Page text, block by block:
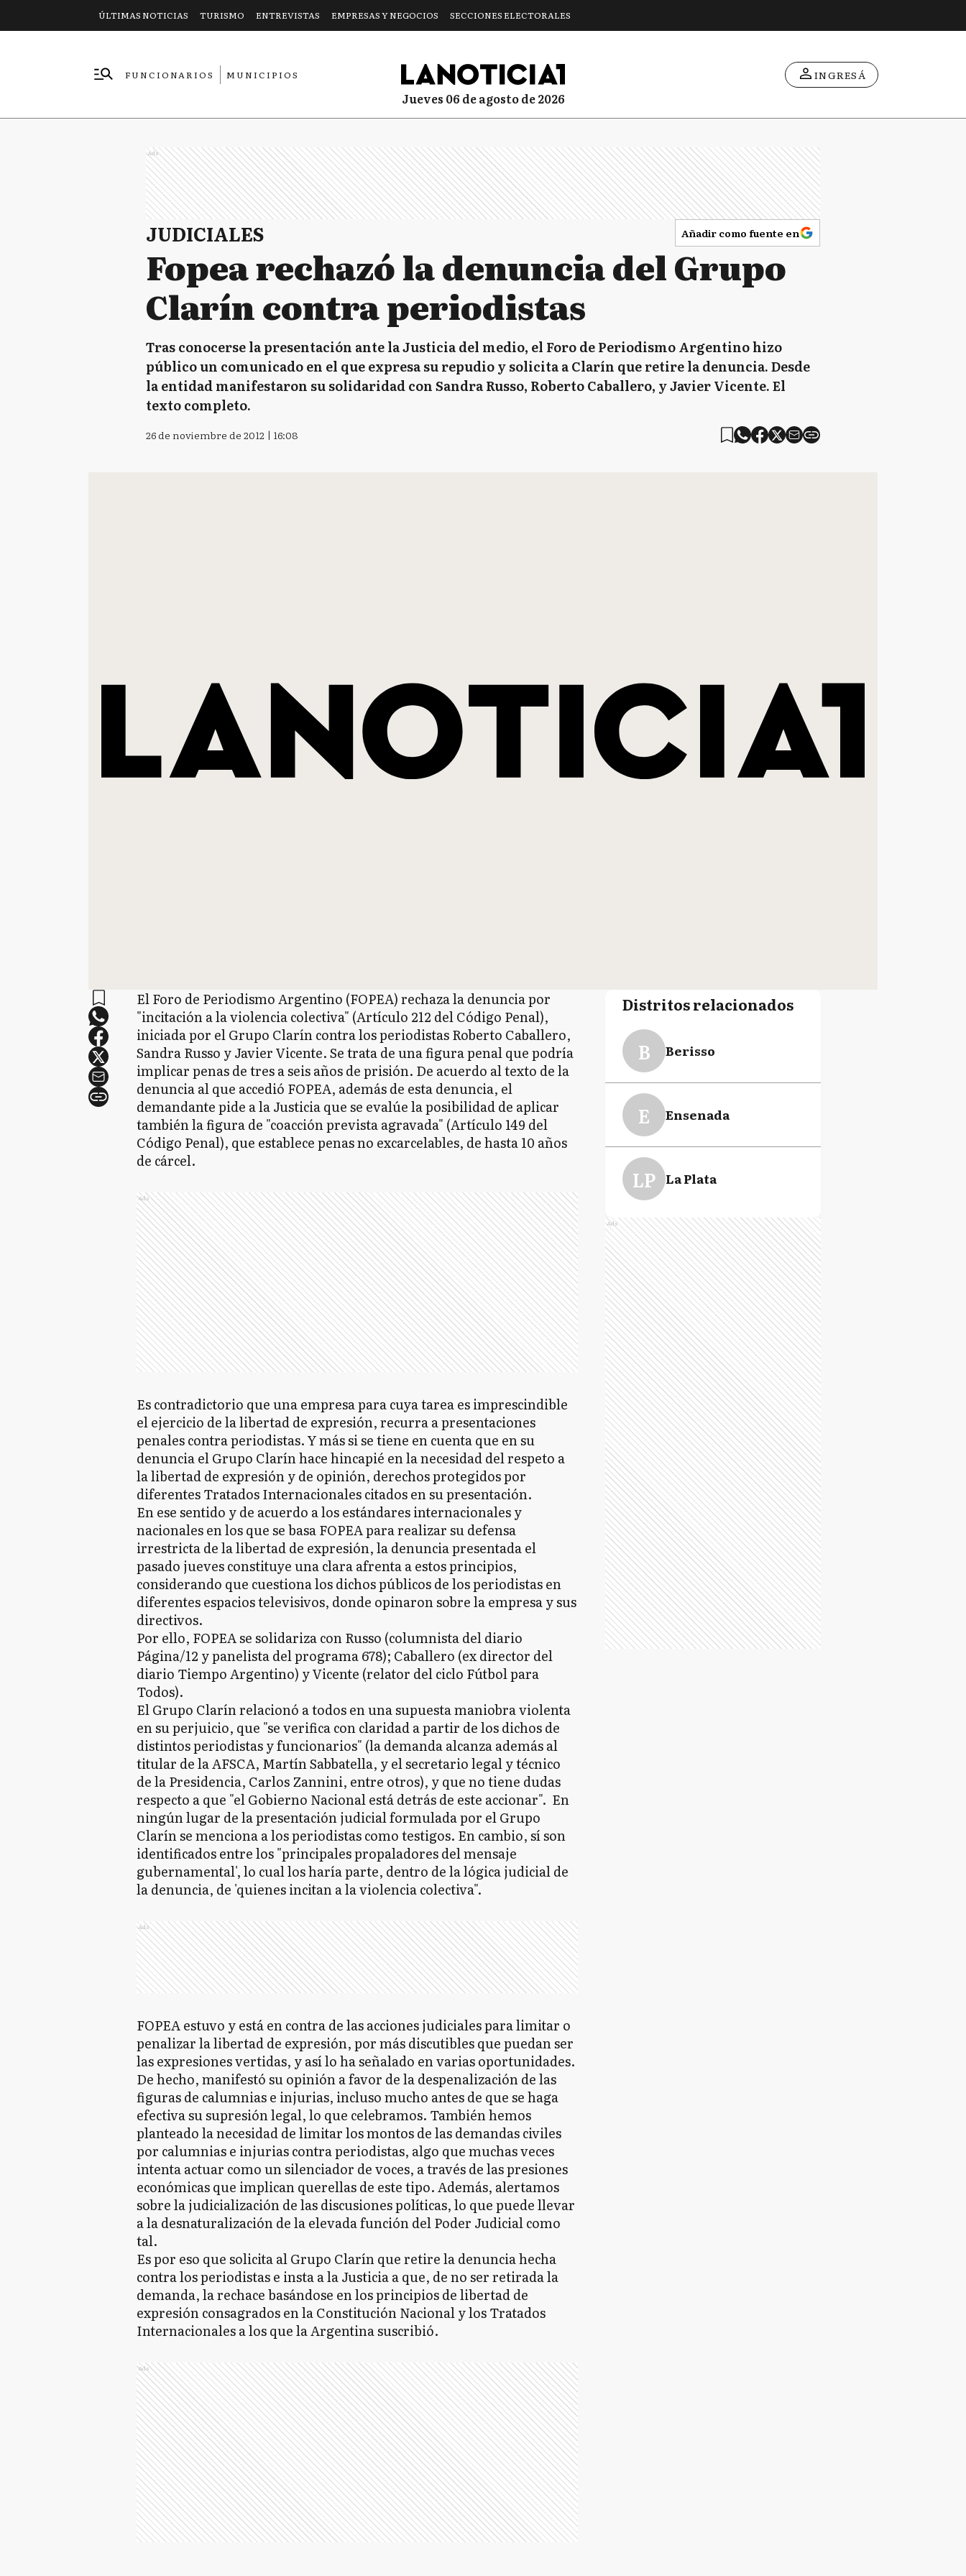
ÚLTIMAS NOTICIAS TURISMO ENTREVISTAS EMPRESAS Y NEGOCIOS SECCIONES ELECTORALES
FUNCIONARIOS
MUNICIPIOS
jueves 06 de agosto de 2026
INGRESÁ
Ads
JUDICIALES Añadir como fuente en
Fopea rechazó la denuncia del Grupo
Clarín contra periodistas
Tras conocerse la presentación ante la Justicia del medio, el Foro de Periodismo Argentino hizo
público un comunicado en el que expresa su repudio y solicita a Clarín que retire la denuncia. Desde
la entidad manifestaron su solidaridad con Sandra Russo, Roberto Caballero, y Javier Vicente. El
texto completo.
26 de noviembre de 2012 | 16:08
El Foro de Periodismo Argentino (FOPEA) rechaza la denuncia por
"incitación a la violencia colectiva" (Artículo 212 del Código Penal),
iniciada por el Grupo Clarín contra los periodistas Roberto Caballero,
Sandra Russo y Javier Vicente. Se trata de una figura penal que podría
implicar penas de tres a seis años de prisión. De acuerdo al texto de la
denuncia al que accedió FOPEA, además de esta denuncia, el
demandante pide a la Justicia que se evalúe la posibilidad de aplicar
también la figura de "coacción prevista agravada" (Artículo 149 del
Código Penal), que establece penas no excarcelables, de hasta 10 años
de cárcel.
Ads
Es contradictorio que una empresa para cuya tarea es imprescindible
el ejercicio de la libertad de expresión, recurra a presentaciones
penales contra periodistas. Y más si se tiene en cuenta que en su
denuncia el Grupo Clarín hace hincapié en la necesidad del respeto a
la libertad de expresión y de opinión, derechos protegidos por
diferentes Tratados Internacionales citados en su presentación.
En ese sentido y de acuerdo a los estándares internacionales y
nacionales en los que se basa FOPEA para realizar su defensa
irrestricta de la libertad de expresión, la denuncia presentada el
pasado jueves constituye una clara afrenta a estos principios,
considerando que cuestiona los dichos públicos de los periodistas en
diferentes espacios televisivos, donde opinaron sobre la empresa y sus
directivos.
Por ello, FOPEA se solidariza con Russo (columnista del diario
Página/12 y panelista del programa 678); Caballero (ex director del
diario Tiempo Argentino) y Vicente (relator del ciclo Fútbol para
Todos).
El Grupo Clarín relacionó a todos en una supuesta maniobra violenta
en su perjuicio, que "se verifica con claridad a partir de los dichos de
distintos periodistas y funcionarios" (la demanda alcanza además al
titular de la AFSCA, Martín Sabbatella, y el secretario legal y técnico
de la Presidencia, Carlos Zannini, entre otros), y que no tiene dudas
respecto a que "el Gobierno Nacional está detrás de este accionar". En
ningún lugar de la presentación judicial formulada por el Grupo
Clarín se menciona a los periodistas como testigos. En cambio, sí son
identificados entre los "principales propaladores del mensaje
gubernamental', lo cual los haría parte, dentro de la lógica judicial de
la denuncia, de 'quienes incitan a la violencia colectiva".
Ads
FOPEA estuvo y está en contra de las acciones judiciales para limitar o
penalizar la libertad de expresión, por más discutibles que puedan ser
las expresiones vertidas, y así lo ha señalado en varias oportunidades.
De hecho, manifestó su opinión a favor de la despenalización de las
figuras de calumnias e injurias, incluso mucho antes de que se haga
efectiva su supresión legal, lo que celebramos. También hemos
planteado la necesidad de limitar los montos de las demandas civiles
por calumnias e injurias contra periodistas, algo que muchas veces
intenta actuar como un silenciador de voces, a través de las presiones
económicas que implican querellas de este tipo. Además, alertamos
sobre la judicialización de las discusiones políticas, lo que puede llevar
a la desnaturalización de la elevada función del Poder Judicial como
tal.
Es por eso que solicita al Grupo Clarín que retire la denuncia hecha
contra los periodistas e insta a la Justicia a que, de no ser retirada la
demanda, la rechace basándose en los principios de libertad de
expresión consagrados en la Constitución Nacional y los Tratados
Internacionales a los que la Argentina suscribió.
Ads
Distritos relacionados
B Berisso
E Ensenada
LP La Plata
Ads